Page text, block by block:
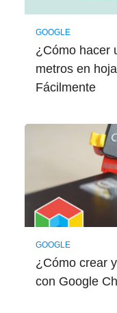
GOOGLE
¿Cómo hacer
metros en
Fácilmente
GOOGLE
¿Cómo crear
con Google